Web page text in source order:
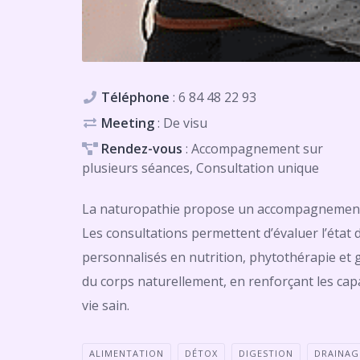
Téléphone : 6 84 48 22 93
Meeting: De visu
Rendez-vous : Accompagnement sur
plusieurs séances, Consultation unique
La naturopathie propose un
Les consultations permettent d’évaluer l’état
personnalisés en nutrition, phytothérapie et
du corps naturellement, en renforçant les
vie sain.
ALIMENTATION DÉTOX DIGESTION